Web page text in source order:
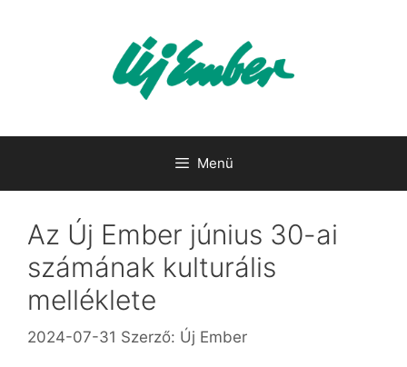
Menü
Az Új Ember június 30-ai
számának kulturális
melléklete
2024-07-31 Szerző: Új Ember